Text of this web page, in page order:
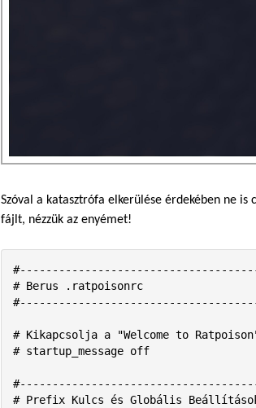
Szóval a katasztrófa elkerülése érdekében ne
fájlt, nézzük az enyémet!
# Berus .ratpoisonrc
# Kikapcsolja a "Welcome to
# startup_message off
# Prefix Kulcs és Globális